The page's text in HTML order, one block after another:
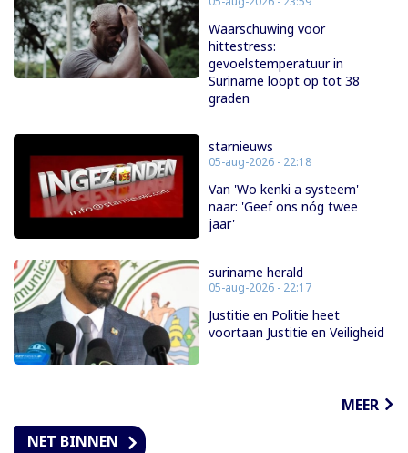
Waarschuwing voor
hittestress:
gevoelstemperatuur in
Suriname loopt op tot 38
graden
starnieuws
05-aug-2026 - 22:18
Van 'Wo kenki a systeem'
naar: 'Geef ons nóg twee
jaar'
suriname herald
05-aug-2026 - 22:17
Justitie en Politie heet
voortaan Justitie en Veiligheid
MEER
NET BINNEN